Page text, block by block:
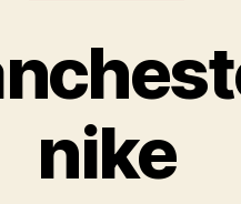
nike